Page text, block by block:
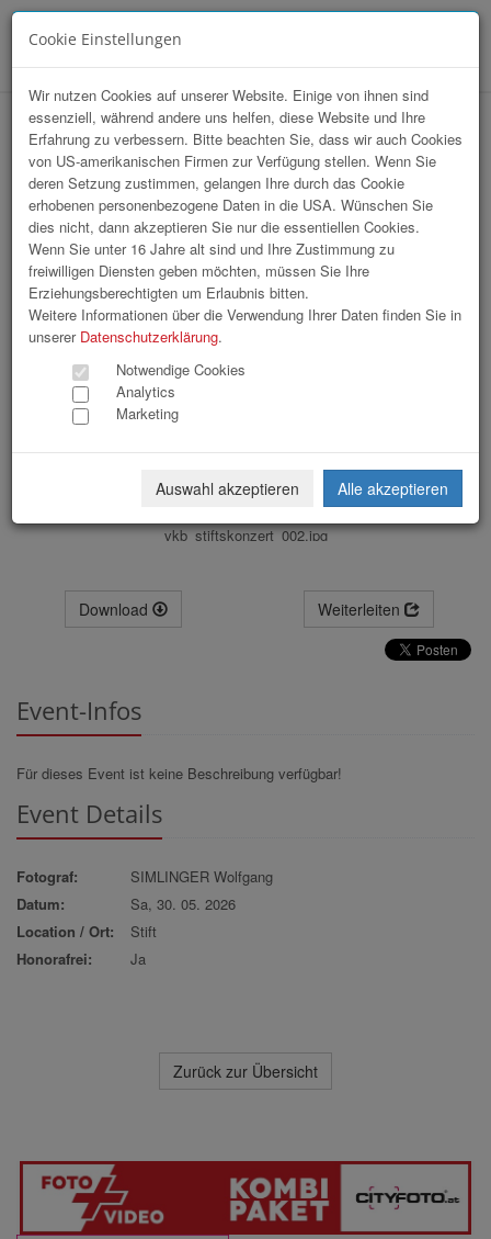
VKB Stiftskonzert
vkb_stiftskonzert_002.jpg
Download Weiterleiten
Event-Infos
Für dieses Event ist keine Beschreibung verfügbar!
Event Details
Fotograf:
SIMLINGER Wolfgang
Datum:
Sa, 30. 05. 2026
Location / Ort:
Stift
Honorafrei:
Ja
Zurück zur Übersicht
Cookie Einstellungen
Wir nutzen Cookies auf unserer Website. Einige von ihnen sind
essenziell, während andere uns helfen, diese Website und Ihre
Erfahrung zu verbessern. Bitte beachten Sie, dass wir auch Cookies
von US-amerikanischen Firmen zur Verfügung stellen. Wenn Sie
deren Setzung zustimmen, gelangen Ihre durch das Cookie
erhobenen personenbezogene Daten in die USA. Wünschen Sie
dies nicht, dann akzeptieren Sie nur die essentiellen Cookies.
Wenn Sie unter 16 Jahre alt sind und Ihre Zustimmung zu
freiwilligen Diensten geben möchten, müssen Sie Ihre
Erziehungsberechtigten um Erlaubnis bitten.
Weitere Informationen über die Verwendung Ihrer Daten finden Sie in
unserer Datenschutzerklärung.
Notwendige Cookies
Analytics
Marketing
Auswahl akzeptieren Alle akzeptieren